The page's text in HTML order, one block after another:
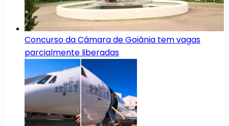
Concurso da Câmara de Goiânia tem vagas
parcialmente liberadas